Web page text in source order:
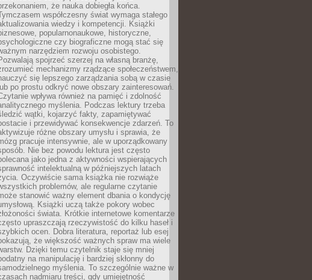
że nauka dobiegła końca.
współczesny świat wymaga stałego
wiedzy i kompetencji. Książki
popularnonaukowe, historyczne,
czy biograficzne mogą stać się
narzędziem rozwoju osobistego.
spojrzeć szerzej na własną branżę,
mechanizmy rządzące społeczeństwem,
się lepszego zarządzania sobą w czasie
lub po prostu odkryć nowe obszary zainteresowań.
wpływa również na pamięć i zdolność
myślenia. Podczas lektury trzeba
wątki, kojarzyć fakty, zapamiętywać
i przewidywać konsekwencje zdarzeń. To
różne obszary umysłu i sprawia, że
pracuje intensywnie, ale w uporządkowany
Nie bez powodu lektura jest często
jako jedna z aktywności wspierających
intelektualną w późniejszych latach
Oczywiście sama książka nie rozwiąże
problemów, ale regularne czytanie
stanowić ważny element dbania o kondycję
Książki uczą także pokory wobec
świata. Krótkie internetowe komentarze
upraszczają rzeczywistość do kilku haseł i
ocen. Dobra literatura, reportaż lub esej
że większość ważnych spraw ma wiele
Dzięki temu czytelnik staje się mniej
na manipulację i bardziej skłonny do
myślenia. To szczególnie ważne w
nadmiaru treści, gdy umiejętność